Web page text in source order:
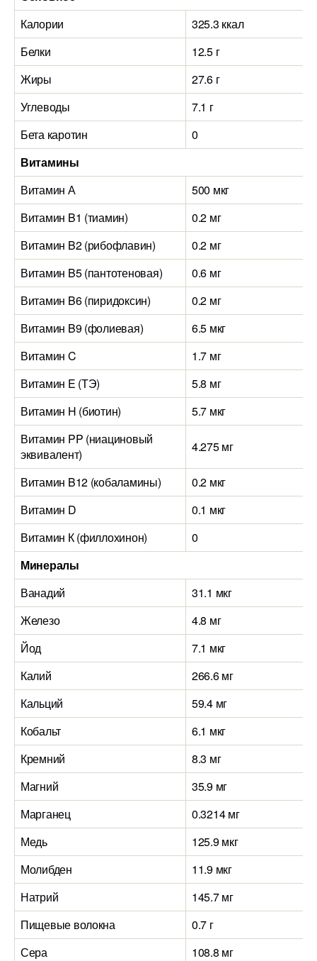
Калории
325.3 ккал
Белки
12.5 г
Жиры
27.6 г
Углеводы
7.1 г
Бета каротин
0
Витамины
Витамин А
500 мкг
Витамин B1 (тиамин)
0.2 мг
Витамин B2 (рибофлавин)
0.2 мг
Витамин B5 (пантотеновая)
0.6 мг
Витамин B6 (пиридоксин)
0.2 мг
Витамин B9 (фолиевая)
6.5 мкг
Витамин C
1.7 мг
Витамин E (ТЭ)
5.8 мг
Витамин H (биотин)
5.7 мкг
Витамин PP (ниациновый
эквивалент)
4.275 мг
Витамин B12 (кобаламины)
0.2 мкг
Витамин D
0.1 мкг
Витамин К (филлохинон)
0
Минералы
Ванадий
31.1 мкг
Железо
4.8 мг
Йод
7.1 мкг
Калий
266.6 мг
Кальций
59.4 мг
Кобальт
6.1 мкг
Кремний
8.3 мг
Магний
35.9 мг
Марганец
0.3214 мг
Медь
125.9 мкг
Молибден
11.9 мкг
Натрий
145.7 мг
Пищевые волокна
0.7 г
Сера
108.8 мг